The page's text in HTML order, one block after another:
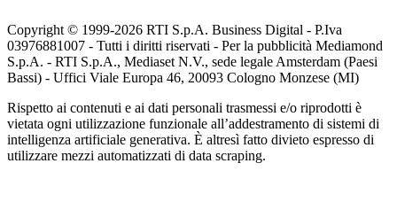
Copyright © 1999-2026 RTI S.p.A. Business Digital - P.Iva
03976881007 - Tutti i diritti riservati - Per la pubblicità Mediamond
S.p.A. - RTI S.p.A., Mediaset N.V., sede legale Amsterdam (Paesi
Bassi) - Uffici Viale Europa 46, 20093 Cologno Monzese (MI)
Rispetto ai contenuti e ai dati personali trasmessi e/o riprodotti è
vietata ogni utilizzazione funzionale all’addestramento di sistemi di
intelligenza artificiale generativa. È altresì fatto divieto espresso di
utilizzare mezzi automatizzati di data scraping.